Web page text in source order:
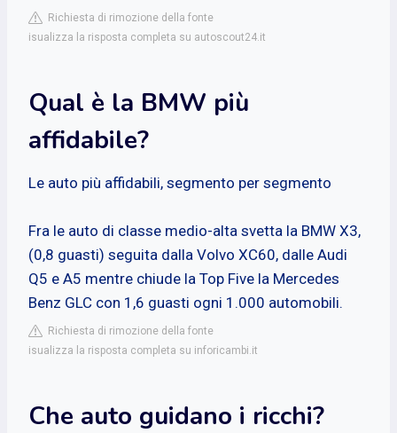
Richiesta di rimozione della fonte
isualizza la risposta completa su autoscout24.it
Qual è la BMW più
affidabile?
Le auto più affidabili, segmento per segmento
Fra le auto di classe medio-alta svetta la BMW X3,
(0,8 guasti) seguita dalla Volvo XC60, dalle Audi
Q5 e A5 mentre chiude la Top Five la Mercedes
Benz GLC con 1,6 guasti ogni 1.000 automobili.
Richiesta di rimozione della fonte
isualizza la risposta completa su inforicambi.it
Che auto guidano i ricchi?